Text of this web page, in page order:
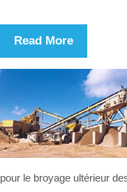
Read More
pour le broyage ultérieur